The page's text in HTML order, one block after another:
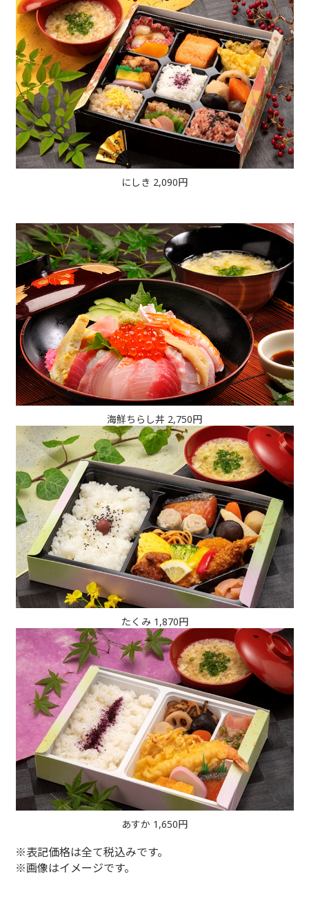
にしき 2,090円
海鮮ちらし丼 2,750円
たくみ 1,870円
あすか 1,650円
※表記価格は全て税込みです。
※画像はイメージです。